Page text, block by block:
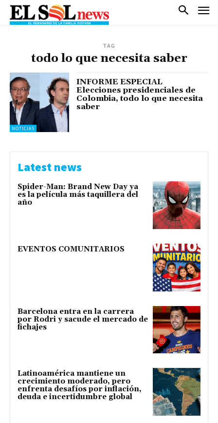
TAG
todo lo que necesita saber
NOTICIAS
INFORME ESPECIAL
Elecciones presidenciales de
Colombia, todo lo que necesita
saber
Latest news
Spider-Man: Brand New Day ya
es la película más taquillera del
año
EVENTOS COMUNITARIOS
Barcelona entra en la carrera
por Rodri y sacude el mercado de
fichajes
Latinoamérica mantiene un
crecimiento moderado, pero
enfrenta desafíos por inflación,
deuda e incertidumbre global